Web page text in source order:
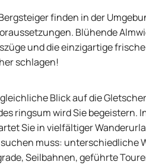
finden in der
Blühende
und die einzigartige
schlagen!
Blick auf die
ringsum wird Sie begeistern.
Sie in vielfältiger
muss: unterschiedliche
Seilbahnen, geführte